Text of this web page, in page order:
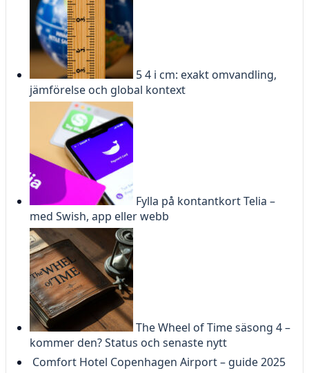
5 4 i cm: exakt omvandling,
jämförelse och global kontext
Fylla på kontantkort Telia –
med Swish, app eller webb
The Wheel of Time säsong 4 –
kommer den? Status och senaste nytt
Comfort Hotel Copenhagen Airport – guide 2025